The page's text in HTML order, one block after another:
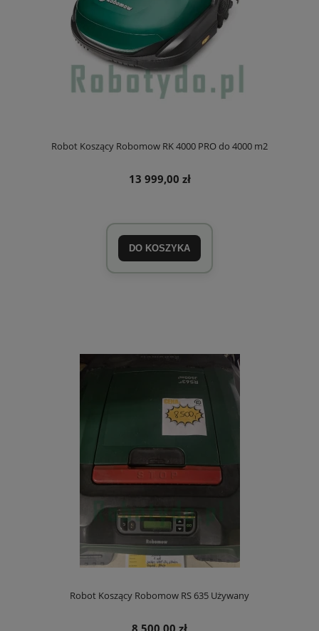
Robot Koszący Robomow RK 4000 PRO do 4000 m2
13 999,00 zł
DO KOSZYKA
Robot Koszący Robomow RS 635 Używany